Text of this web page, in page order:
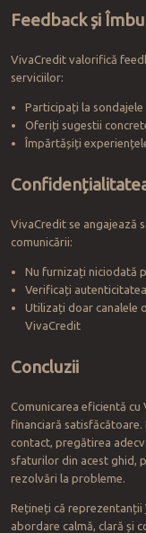
Feedback și
VivaCredit valorifică
serviciilor:
Participați la
Oferiți sugestii
Împărtășiți
VivaCredit se angajează
comunicării:
Nu furnizați niciodată
Verificați
Utilizați doar canalele
VivaCredit
Concluzii
Comunicarea eficientă
financiară
contact, pregătirea
sfaturilor din acest ghid,
rezolvări la probleme.
Rețineți că reprezentanții
abordare calmă, clară și